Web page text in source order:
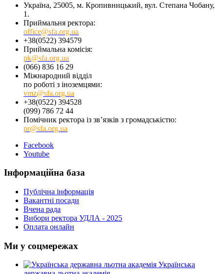
Україна, 25005, м. Кропивницький, вул. Степана Чобану,
1.
Приймальня ректора:
office@sfa.org.ua
+38(0522) 394579
Приймальна комісія:
pk@sfa.org.ua
(066) 836 16 29
Міжнародний відділ
по роботі з іноземцями:
vmz@sfa.org.ua
+38(0522) 394528
(099) 786 72 44
Помічник ректора із зв’язків з громадськістю:
pr@sfa.org.ua
Facebook
Youtube
Інформаційна база
Публічна інформація
Вакантні посади
Вчена рада
Вибори ректора УДЛА - 2025
Оплата онлайн
Ми у соцмережах
Українська